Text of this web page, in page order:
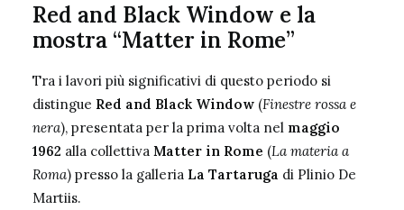
Red and Black Window e la
mostra “Matter in Rome”
Tra i lavori più significativi di questo periodo si
distingue Red and Black Window (Finestre rossa e
nera), presentata per la prima volta nel maggio
1962 alla collettiva Matter in Rome (La materia a
Roma) presso la galleria La Tartaruga di Plinio De
Martiis.